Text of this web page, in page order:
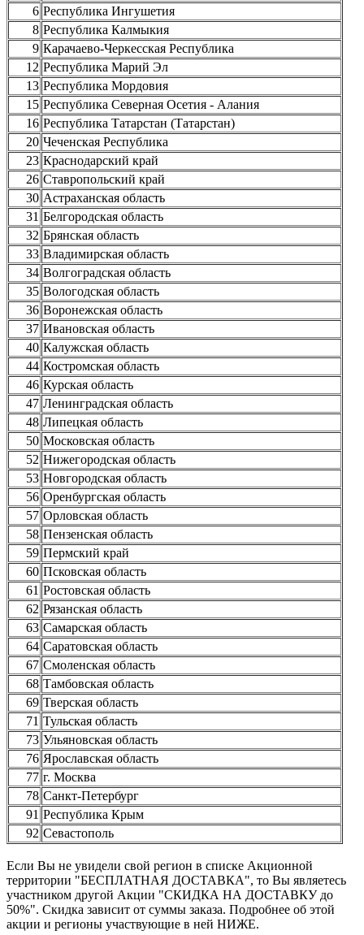
6 Республика Ингушетия
8 Республика Калмыкия
9 Карачаево-Черкесская Республика
12 Республика Марий Эл
13 Республика Мордовия
15 Республика Северная Осетия - Алания
16 Республика Татарстан (Татарстан)
20 Чеченская Республика
23 Краснодарский край
26 Ставропольский край
30 Астраханская область
31 Белгородская область
32 Брянская область
33 Владимирская область
34 Волгоградская область
35 Вологодская область
36 Воронежская область
37 Ивановская область
40 Калужская область
44 Костромская область
46 Курская область
47 Ленинградская область
48 Липецкая область
50 Московская область
52 Нижегородская область
53 Новгородская область
56 Оренбургская область
57 Орловская область
58 Пензенская область
59 Пермский край
60 Псковская область
61 Ростовская область
62 Рязанская область
63 Самарская область
64 Саратовская область
67 Смоленская область
68 Тамбовская область
69 Тверская область
71 Тульская область
73 Ульяновская область
76 Ярославская область
77 г. Москва
78 Санкт-Петербург
91 Республика Крым
92 Севастополь
Если Вы не увидели свой регион в списке Акционной
территории "БЕСПЛАТНАЯ ДОСТАВКА", то Вы являетесь
участником другой Акции "СКИДКА НА ДОСТАВКУ до
50%". Скидка зависит от суммы заказа. Подробнее об этой
акции и регионы участвующие в ней НИЖЕ.